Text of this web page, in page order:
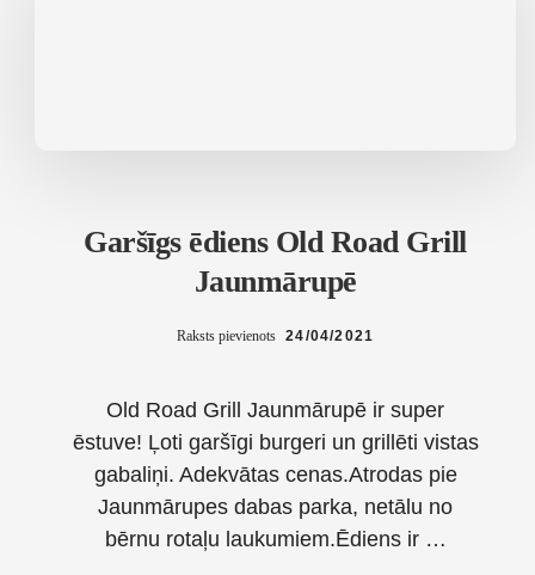
Garšīgs ēdiens Old Road Grill
Jaunmārupē
Raksts pievienots 24/04/2021
Old Road Grill Jaunmārupē ir super
ēstuve! Ļoti garšīgi burgeri un grillēti vistas
gabaliņi. Adekvātas cenas.Atrodas pie
Jaunmārupes dabas parka, netālu no
bērnu rotaļu laukumiem.Ēdiens ir …